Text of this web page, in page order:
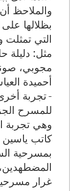
والملاحظ
بظلالها
التي
مثل: دليلة
مجوبي،
أحميدة
-تجربة
للمسرح
وهي تجربة
كاتب
بمسرحية
غرار